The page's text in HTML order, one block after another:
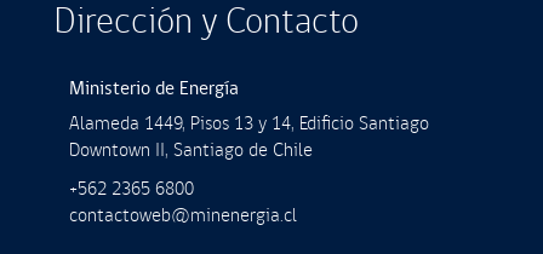
Dirección y Contacto
Ministerio de Energía
Alameda 1449, Pisos 13 y 14, Ediﬁcio Santiago
Downtown II, Santiago de Chile
+562 2365 6800
contactoweb@minenergia.cl